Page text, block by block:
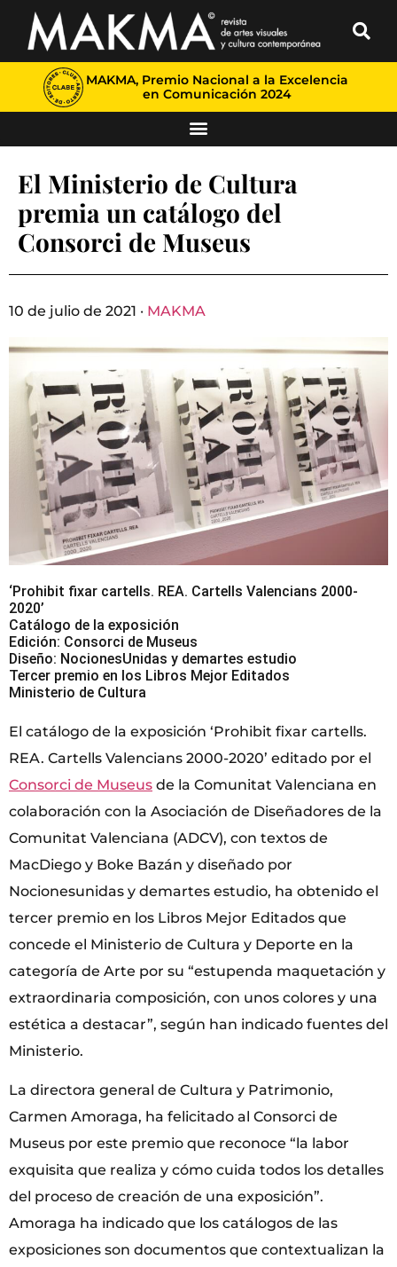
MAKMA, Premio Nacional a la Excelencia
en Comunicación 2024
El Ministerio de Cultura
premia un catálogo del
Consorci de Museus
10 de julio de 2021 · MAKMA
‘Prohibit fixar cartells. REA. Cartells Valencians 2000-
2020’
Catálogo de la exposición
Edición: Consorci de Museus
Diseño: NocionesUnidas y demartes estudio
Tercer premio en los Libros Mejor Editados
Ministerio de Cultura
El catálogo de la exposición ‘Prohibit fixar cartells.
REA. Cartells Valencians 2000-2020’ editado por el
Consorci de Museus de la Comunitat Valenciana en
colaboración con la Asociación de Diseñadores de la
Comunitat Valenciana (ADCV), con textos de
MacDiego y Boke Bazán y diseñado por
Nocionesunidas y demartes estudio, ha obtenido el
tercer premio en los Libros Mejor Editados que
concede el Ministerio de Cultura y Deporte en la
categoría de Arte por su “estupenda maquetación y
extraordinaria composición, con unos colores y una
estética a destacar”, según han indicado fuentes del
Ministerio.
La directora general de Cultura y Patrimonio,
Carmen Amoraga, ha felicitado al Consorci de
Museus por este premio que reconoce “la labor
exquisita que realiza y cómo cuida todos los detalles
del proceso de creación de una exposición”.
Amoraga ha indicado que los catálogos de las
exposiciones son documentos que contextualizan la